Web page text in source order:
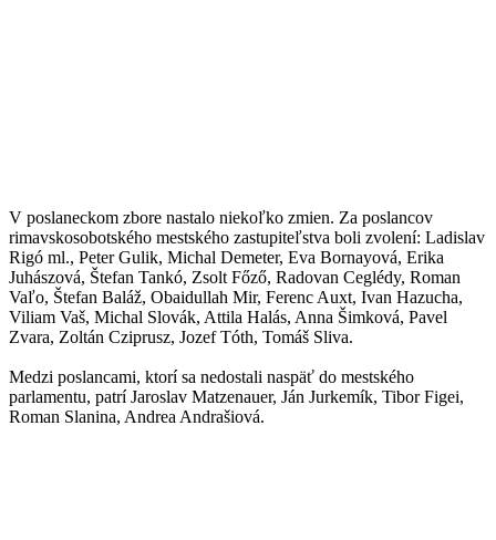
V poslaneckom zbore nastalo niekoľko zmien. Za poslancov
rimavskosobotského mestského zastupiteľstva boli zvolení: Ladislav
Rigó ml., Peter Gulik, Michal Demeter, Eva Bornayová, Erika
Juhászová, Štefan Tankó, Zsolt Főző, Radovan Ceglédy, Roman
Vaľo, Štefan Baláž, Obaidullah Mir, Ferenc Auxt, Ivan Hazucha,
Viliam Vaš, Michal Slovák, Attila Halás, Anna Šimková, Pavel
Zvara, Zoltán Cziprusz, Jozef Tóth, Tomáš Sliva.
Medzi poslancami, ktorí sa nedostali naspäť do mestského
parlamentu, patrí Jaroslav Matzenauer, Ján Jurkemík, Tibor Figei,
Roman Slanina, Andrea Andrašiová.